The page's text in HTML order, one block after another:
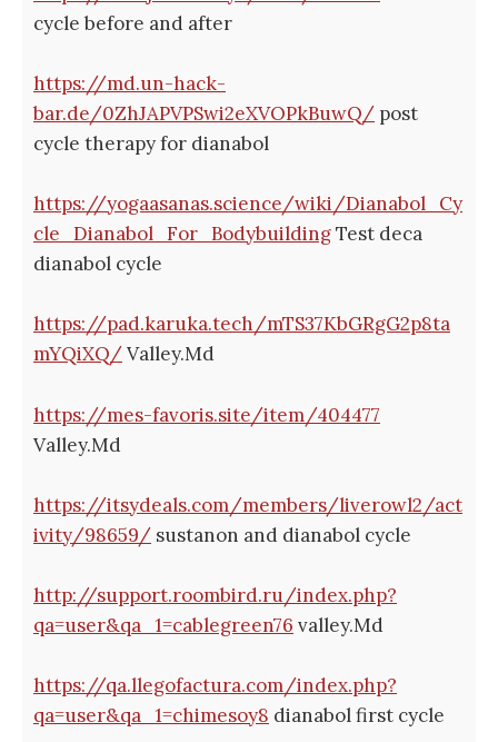
cycle before and after
https://md.un-hack-
bar.de/0ZhJAPVPSwi2eXVOPkBuwQ/ post
cycle therapy for dianabol
https://yogaasanas.science/wiki/Dianabol_Cy
cle_Dianabol_For_BodybuildingTest deca
dianabol cycle
https://pad.karuka.tech/mTS37KbGRgG2p8ta
mYQiXQ/Valley.Md
https://mes-favoris.site/item/404477
Valley.Md
https://itsydeals.com/members/liverowl2/act
ivity/98659/ sustanon and dianabol cycle
http://support.roombird.ru/index.php?
qa=user&qa_1=cablegreen76 valley.Md
https://qa.llegofactura.com/index.php?
qa=user&qa_1=chimesoy8 dianabol first cycle